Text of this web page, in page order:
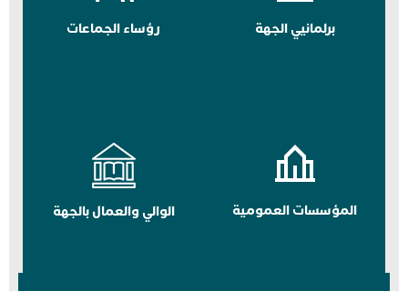
برلمانيي الجهة رؤساء الجماعات
المؤسسات العمومية الوالي والعمال بالجهة